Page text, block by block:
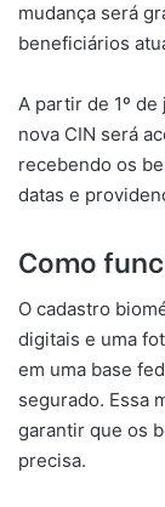
mudança será
beneficiários
A partir de 1º
nova CIN será
recebendo os
datas e
Como
O cadastro
digitais e uma
em uma base
segurado. Essa
garantir que os
precisa.